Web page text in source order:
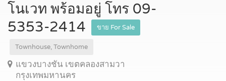
โนเวท พร้อมอยู่ โทร 09-
5353-2414
ขาย For Sale
Townhouse, Townhome
แขวงบางชัน เขตคลองสามวา
กรุงเทพมหานคร